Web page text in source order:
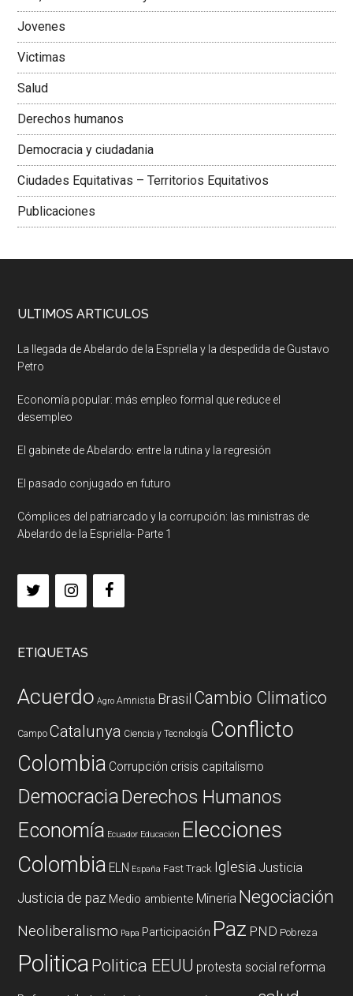
Jovenes
Victimas
Salud
Derechos humanos
Democracia y ciudadania
Ciudades Equitativas – Territorios Equitativos
Publicaciones
ULTIMOS ARTICULOS
La llegada de Abelardo de la Espriella y la despedida de Gustavo
Petro
Economía popular: más empleo formal que reduce el
desempleo
El gabinete de Abelardo: entre la rutina y la regresión
El pasado conjugado en futuro
Cómplices del patriarcado y la corrupción: las ministras de
Abelardo de la Espriella- Parte 1
ETIQUETAS
Acuerdo Agro Amnistia Brasil Cambio Climatico
Campo Catalunya Ciencia y Tecnología Conflicto
Colombia Corrupción crisis capitalismo
DemocraciaDerechos Humanos
Economía Ecuador Educación Elecciones
Colombia ELN España Fast Track Iglesia Justicia
Justicia de paz Medio ambiente Mineria Negociación
Neoliberalismo Papa Participación Paz PND Pobreza
PoliticaPolitica EEUU protesta social reforma